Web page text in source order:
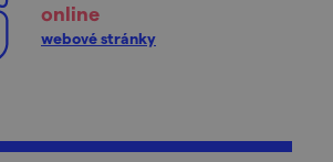
online
webové stránky